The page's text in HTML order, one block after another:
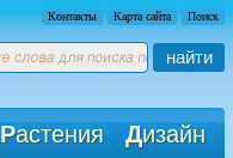
Контакты Карта сайта Поиск
найти
Растения Дизайн